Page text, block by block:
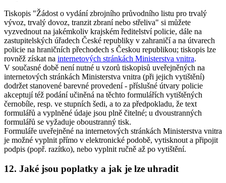
Tiskopis "Žádost o vydání zbrojního průvodního listu pro trvalý
vývoz, trvalý dovoz, tranzit zbraní nebo střeliva" si můžete
vyzvednout na jakémkoliv krajském ředitelství policie, dále na
zastupitelských úřadech České republiky v zahraničí a na útvarech
policie na hraničních přechodech s Českou republikou; tiskopis lze
rovněž získat na internetových stránkách Ministerstva vnitra.
V současné době není nutné u vzorů tiskopisů uveřejněných na
internetových stránkách Ministerstva vnitra (při jejich vytištění)
dodržet stanovené barevné provedení - příslušné útvary policie
akceptují též podání učiněná na těchto formulářích vytištěných
černobíle, resp. ve stupních šedi, a to za předpokladu, že text
formulářů a vyplněné údaje jsou plně čitelné; u dvoustranných
formulářů se vyžaduje oboustranný tisk.
Formuláře uveřejněné na internetových stránkách Ministerstva vnitra
je možné vyplnit přímo v elektronické podobě, vytisknout a připojit
podpis (popř. razítko), nebo vyplnit ručně až po vytištění.
12. Jaké jsou poplatky a jak je lze uhradit